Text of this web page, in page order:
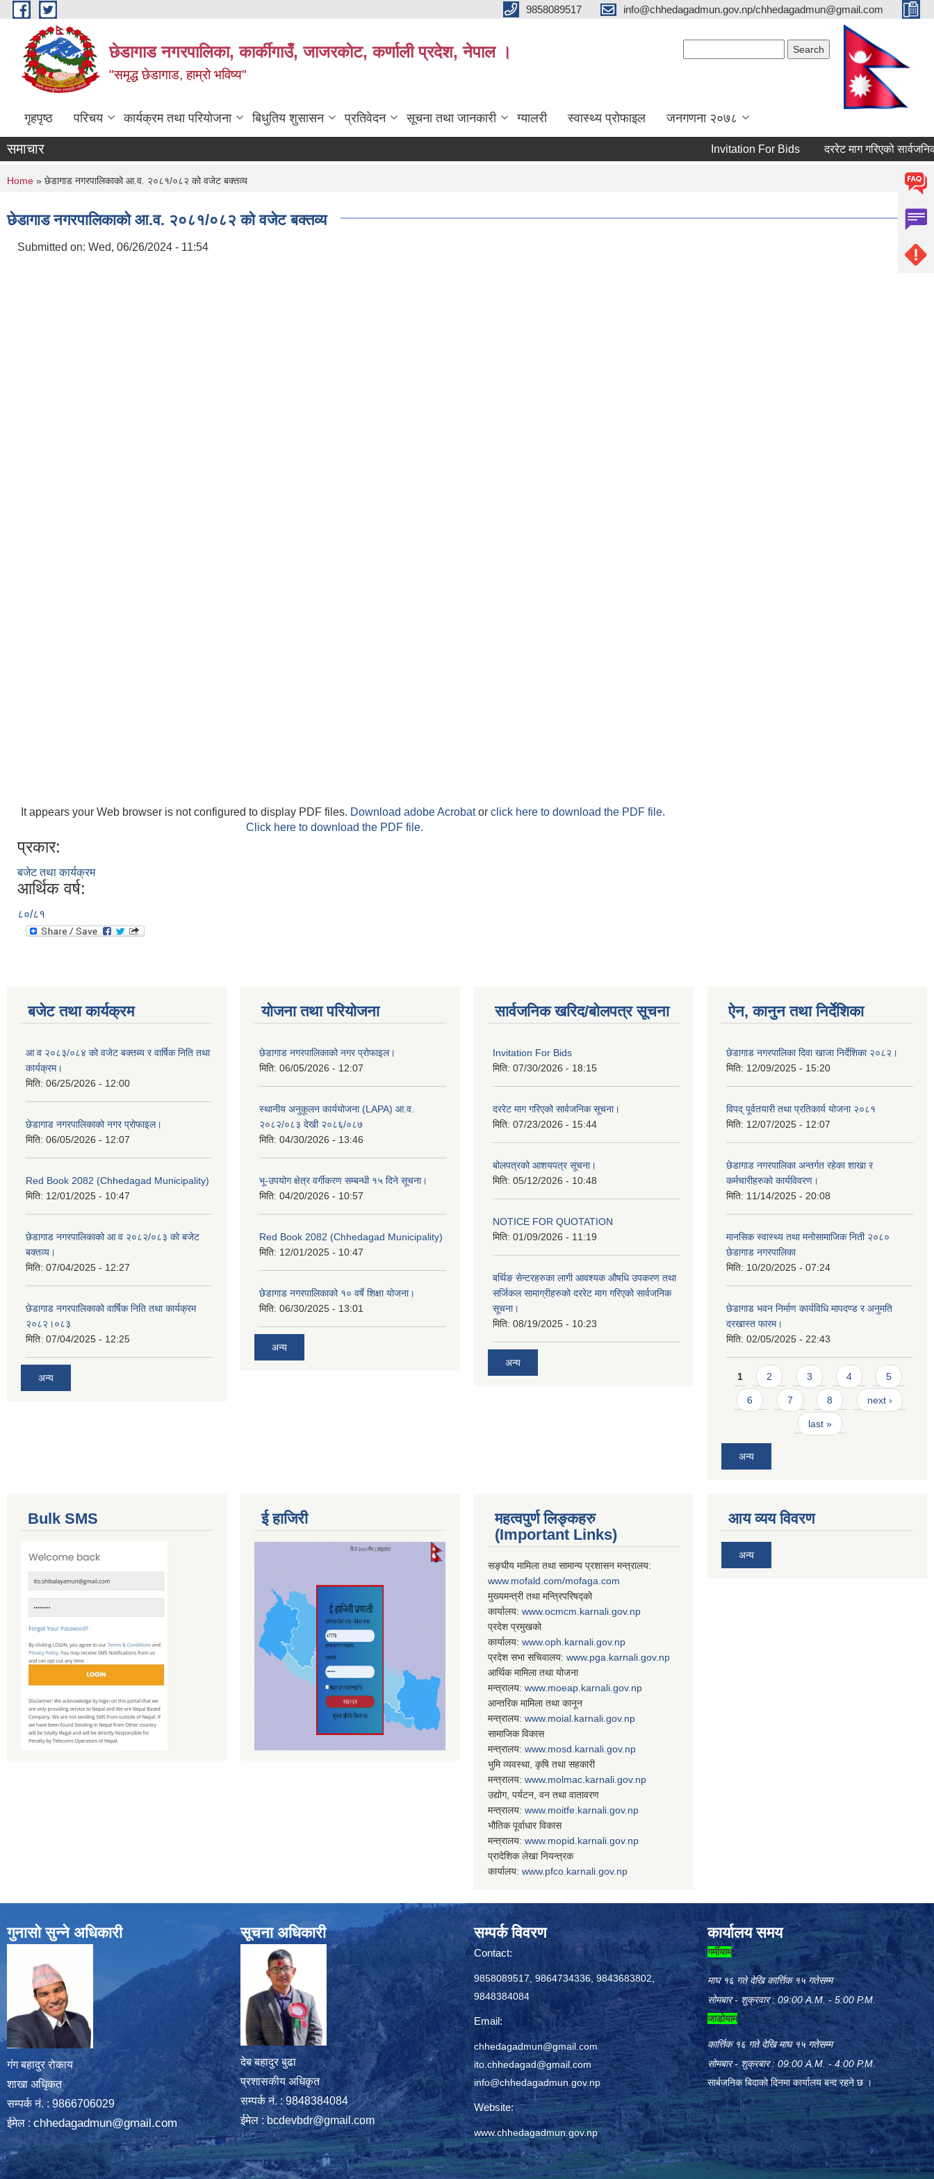
Skip to main content 9858089517 info@chhedagadmun.gov.np/chhedagadmun@gmail.com
छेडागाड नगरपालिका, कार्कीगाउँ, जाजरकाेट, कर्णाली प्रदेश, नेपाल ।
"समृद्ध छेडागाड, हाम्रो भविष्य"
गृहपृष्ठ परिचय कार्यक्रम तथा परियोजना बिधुतिय शुसासन प्रतिवेदन सूचना तथा जानकारी ग्यालरी स्वास्थ्य प्रोफाइल जनगणना २०७८
समाचार Invitation For Bids दररेट माग गरिएको सार्वजनिक
You are here
Home » छेडागाड नगरपालिकाको आ.व. २०८१/०८२ को वजेट बक्तव्य
छेडागाड नगरपालिकाको आ.व. २०८१/०८२ को वजेट बक्तव्य
Submitted on: Wed, 06/26/2024 - 11:54
It appears your Web browser is not configured to display PDF files. Download adobe Acrobator click here to download the PDF file.
Click here to download the PDF file.
प्रकार:
बजेट तथा कार्यक्रम
आर्थिक वर्ष:
८०/८१
बजेट तथा कार्यक्रम
आ व २०८३/०८४ को वजेट बक्तब्य र वार्षिक निति तथा
कार्यक्रम।
मिति: 06/25/2026 - 12:00
छेडागाड नगरपालिकाको नगर प्रोफाइल।
मिति: 06/05/2026 - 12:07
Red Book 2082 (Chhedagad Municipality)
मिति: 12/01/2025 - 10:47
छेडागाड नगरपालिकाको आ व २०८२/०८३ को बजेट
बक्तव्य।
मिति: 07/04/2025 - 12:27
छेडागाड नगरपालिकाको वार्षिक निति तथा कार्यक्रम
२०८२।०८३
मिति: 07/04/2025 - 12:25
अन्य
योजना तथा परियोजना
छेडागाड नगरपालिकाको नगर प्रोफाइल।
मिति: 06/05/2026 - 12:07
स्थानीय अनुकूलन कार्ययोजना (LAPA) आ.व.
२०८२/०८३ देखी २०८६/०८७
मिति: 04/30/2026 - 13:46
भू-उपयोग क्षेत्र वर्गीकरण सम्बन्धी १५ दिने सूचना।
मिति: 04/20/2026 - 10:57
Red Book 2082 (Chhedagad Municipality)
मिति: 12/01/2025 - 10:47
छेडागाड नगरपालिकाको १० वर्षे शिक्षा योजना।
मिति: 06/30/2025 - 13:01
अन्य
सार्वजनिक खरिद/बोलपत्र सूचना
Invitation For Bids
मिति: 07/30/2026 - 18:15
दररेट माग गरिएको सार्वजनिक सूचना।
मिति: 07/23/2026 - 15:44
बोलपत्रको आशयपत्र सूचना।
मिति: 05/12/2026 - 10:48
NOTICE FOR QUOTATION
मिति: 01/09/2026 - 11:19
बर्थिङ सेन्टरहरुका लागी आवश्यक औषधि उपकरण तथा
सर्जिकल सामाग्रीहरुको दररेट माग गरिएको सार्वजनिक
सूचना।
मिति: 08/19/2025 - 10:23
अन्य
ऐन, कानुन तथा निर्देशिका
छेडागाड नगरपालिका दिवा खाजा निर्देशिका २०८२।
मिति: 12/09/2025 - 15:20
विपद् पूर्वतयारी तथा प्रतिकार्य योजना २०८१
मिति: 12/07/2025 - 12:07
छेडागाड नगरपालिका अन्तर्गत रहेका शाखा र
कर्मचारीहरुको कार्यविवरण।
मिति: 11/14/2025 - 20:08
मानसिक स्वास्थ्य तथा मनोसामाजिक निती २०८०
छेडागाड नगरपालिका
मिति: 10/20/2025 - 07:24
छेडागाड भवन निर्माण कार्यविधि मापदण्ड र अनुमति
दरखास्त फारम।
मिति: 02/05/2025 - 22:43
Pages
1 2 3 4 5
6 7 8 next ›
last »
अन्य
Bulk SMS ई हाजिरी
महत्वपुर्ण लिङ्कहरु
(Important Links)
सङ्घीय मामिला तथा सामान्य प्रशासन मन्त्रालय:
www.mofald.com/mofaga.com
मुख्यमन्त्री तथा मन्त्रिपरिषद्को
कार्यालय: www.ocmcm.karnali.gov.np
प्रदेश प्रमुखको
कार्यालय: www.oph.karnali.gov.np
प्रदेश सभा सचिवालय: www. pga.karnali.gov.np
आर्थिक मामिला तथा योजना
मन्त्रालय: www. moeap.karnali.gov.np
आन्तरिक मामिला तथा कानून
मन्त्रालय: www. moial.karnali.gov.np
सामाजिक विकास
मन्त्रालय: www. mosd.karnali.gov.np
भुमि व्यवस्था, कृषि तथा सहकारी
मन्त्रालय: www. molmac.karnali.gov.np
उद्योग, पर्यटन, वन तथा वातावरण
मन्त्रालय: www. moitfe.karnali.gov.np
भौतिक पूर्वाधार विकास
मन्त्रालय: www. mopid.karnali.gov.np
प्रादेशिक लेखा नियन्त्रक
कार्यालय: www. pfco.karnali.gov.np
आय व्यय विवरण
अन्य
गुनासो सुन्ने अधिकारी
गंग बहादुर रोकाय
शाखा अधिृकत
सम्पर्क न‌ं. : 9866706029
ईमेल : chhedagadmun@gmail.com
सूचना अधिकारी
देब बहादुर बुढा
प्रशासकीय अधिकृत
सम्पर्क नं. : 9848384084
ईमेल : bcdevbdr@gmail.com
सम्पर्क विवरण
Contact:
9858089517, 9864734336, 9843683802,
9848384084
Email:
chhedagadmun@gmail.com
ito.chhedagad@gmail.com
info@chhedagadmun.gov.np
Website:
www.chhedagadmun.gov.np
कार्यालय समय
गर्मीयाम
माघ १६ गते देखि कार्त्तिक १५ गतेसम्म
सोमबार - शुक्रवार : 09:00 A.M. - 5:00 P.M.
जाडोयाम
कार्त्तिक १६ गते देखि माघ १५ गतेसम्म
सोमबार - शुक्रबार : 09:00 A.M. - 4:00 P.M.
सार्बजनिक बिदाको दिनमा कार्यालय बन्द रहने छ ।